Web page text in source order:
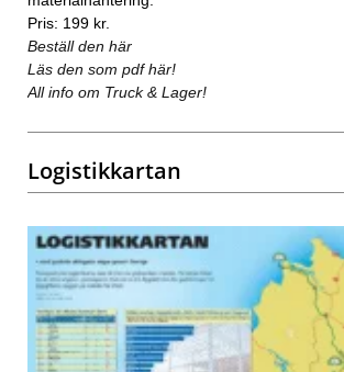
Pris: 199 kr.
Beställ den här
Läs den som pdf här!
All info om Truck & Lager!
Logistikkartan